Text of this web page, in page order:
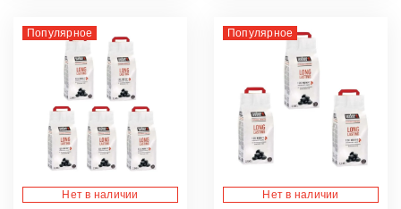
Популярное
Нет в наличии
Популярное
Нет в наличии